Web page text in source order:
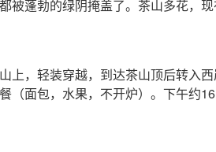
被蓬勃的绿阴掩盖了。茶山多花，
上，轻装穿越，到达茶山顶后转入
（面包，水果，不开炉）。下午约